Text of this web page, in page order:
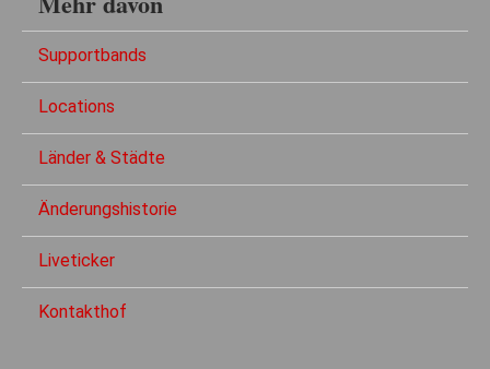
Supportbands
Locations
Länder & Städte
Änderungshistorie
Liveticker
Kontakthof